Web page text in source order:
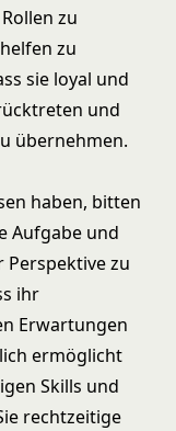
zu
zu
sie loyal und
und
übernehmen.
haben, bitten
Aufgabe und
zu
ihr
Erwartungen
ermöglicht
Skills und
rechtzeitige